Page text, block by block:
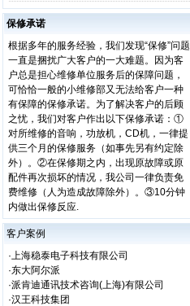
保修承诺
根据多年的服务经验，我们发现“保修”问题
一直是捆扰广大客户的一大难题。因为客
户总是担心维修单位服务后的保障问题，
可恰恰一般的小维修部又无法给客户一种
有保障的保修承诺。为了解决客户的后顾
之忧，我们对客户作出以下保修承诺：①
对所维修的音响，功放机，CD机，一律提
供三个月的保修服务（如事先另有约定除
外）。②在保修期之内，出现原故障或原
配件再次损坏的情况，我公司一律负责免
费维修（人为造成故障除外）。③10分钟
内做出保修反应.
客户案例
·上海稳泰电子科技有限公司
·东大阿尔派
·派肯迪通讯技术咨询(上海)有限公司
·汉王科技集团